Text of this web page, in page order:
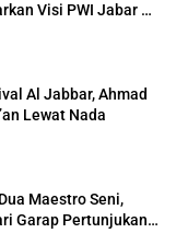
Visi PWI Jabar di
Al Jabbar, Ahmad
Lewat Nada
Maestro Seni,
Garap Pertunjukan